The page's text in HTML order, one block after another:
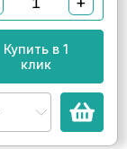
Купить в 1
клик